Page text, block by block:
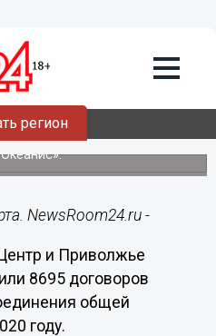
регион
к
потребителей
вошла 2-я очередь
NewsRoom24.ru -
и Приволжье
8695 договоров
общей
году.